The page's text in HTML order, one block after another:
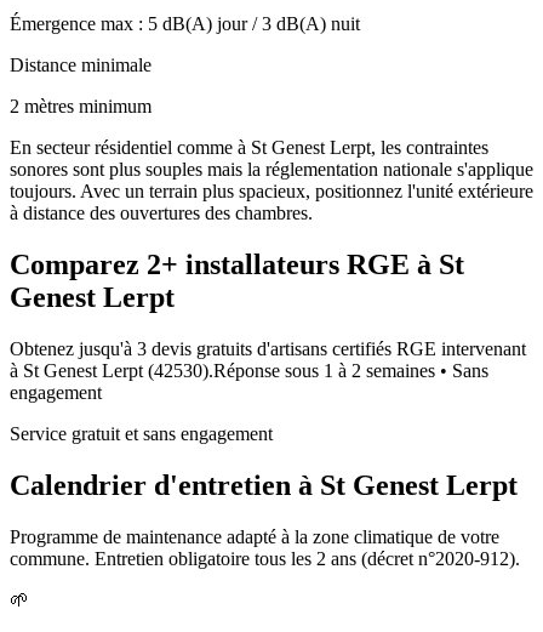
Émergence max : 5 dB(A) jour /3 dB(A) nuit
Distance minimale
2 mètres minimum
En secteur résidentiel comme à St Genest Lerpt, les contraintes
sonores sont plus souples mais la réglementation nationale s'applique
toujours. Avec un terrain plus spacieux, positionnez l'unité extérieure
à distance des ouvertures des chambres.
Comparez 2+ installateurs RGE à St
Genest Lerpt
Obtenez jusqu'à 3 devis gratuits d'artisans certifiés RGE intervenant
à St Genest Lerpt (42530).Réponse sous 1 à 2 semaines • Sans
engagement
Service gratuit et sans engagement
Calendrier d'entretien à St Genest Lerpt
Programme de maintenance adapté à la zone climatique de votre
commune. Entretien obligatoire tous les 2 ans (décret n°2020-912).
🌱